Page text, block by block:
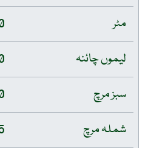
مٹر
لیموں چائنہ
سبز مرچ
شملہ مرچ